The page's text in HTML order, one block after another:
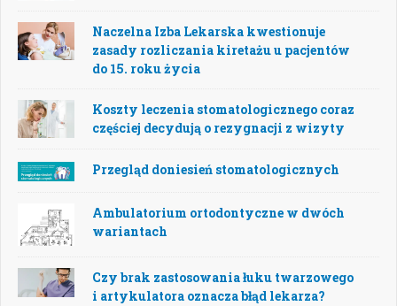
Naczelna Izba Lekarska kwestionuje
zasady rozliczania kiretażu u pacjentów
do 15. roku życia
Koszty leczenia stomatologicznego coraz
częściej decydują o rezygnacji z wizyty
Przegląd doniesień stomatologicznych
Ambulatorium ortodontyczne w dwóch
wariantach
Czy brak zastosowania łuku twarzowego
i artykulatora oznacza błąd lekarza?